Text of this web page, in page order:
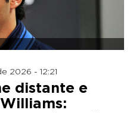
2026 - 12:21
distante e